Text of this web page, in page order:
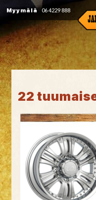
Myymälä 06 4229 888
22